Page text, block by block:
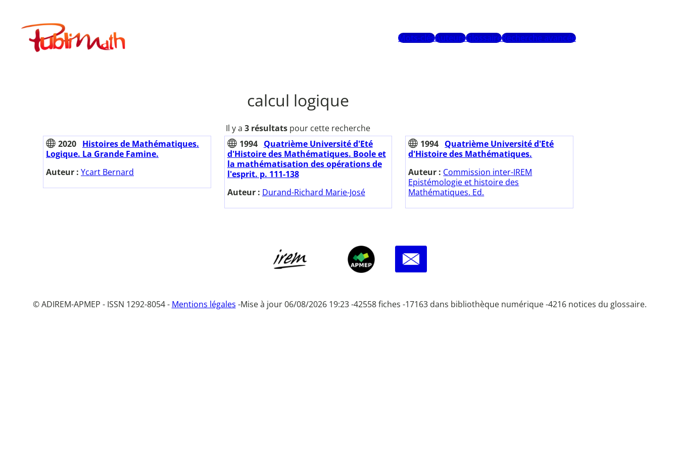
contenuPublimath
Mots-clésAuteursGlossaireRecherche avancée
calcul logique
Il y a 3 résultats pour cette recherche
2020 Histoires de Mathématiques.
Logique. La Grande Famine.
Auteur : Ycart Bernard
1994
Quatrième Université d'Eté
d'Histoire des Mathématiques. Boole et
la mathématisation des opérations de
l'esprit. p. 111-138
Auteur : Durand-Richard Marie-José
1994 Quatrième Université d'Eté
d'Histoire des Mathématiques.
Auteur : Commission inter-IREM
Epistémologie et histoire des
Mathématiques. Ed.
© ADIREM-APMEP - ISSN 1292-8054 - Mentions légales -Mise à jour 06/08/2026 19:23 -42558 fiches -17163 dans bibliothèque numérique -4216 notices du glossaire.